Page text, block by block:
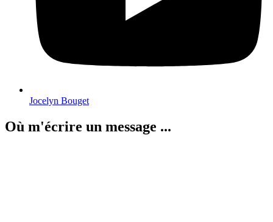
Jocelyn Bouget
Où m'écrire un message ...